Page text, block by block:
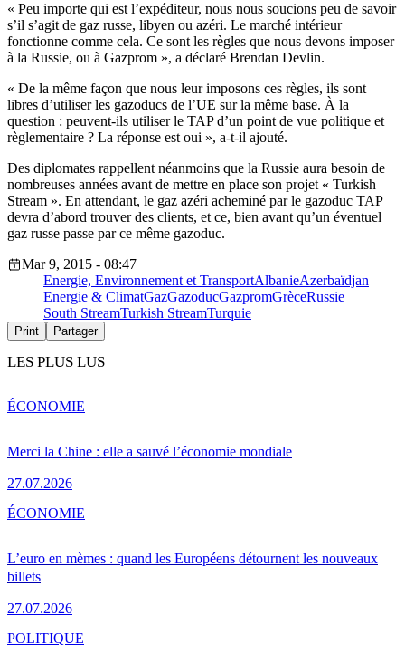
« Peu importe qui est l’expéditeur, nous nous soucions peu de savoir
s’il s’agit de gaz russe, libyen ou azéri. Le marché intérieur
fonctionne comme cela. Ce sont les règles que nous devons imposer
à la Russie, ou à Gazprom », a déclaré Brendan Devlin.
« De la même façon que nous leur imposons ces règles, ils sont
libres d’utiliser les gazoducs de l’UE sur la même base. À la
question : peuvent-ils utiliser le TAP d’un point de vue politique et
règlementaire ? La réponse est oui », a-t-il ajouté.
Des diplomates rappellent néanmoins que la Russie aura besoin de
nombreuses années avant de mettre en place son projet « Turkish
Stream ». En attendant, le gaz azéri acheminé par le gazoduc TAP
devra d’abord trouver des clients, et ce, bien avant qu’un éventuel
gaz russe passe par ce même gazoduc.
Mar 9, 2015 - 08:47
Energie, Environnement et TransportAlbanieAzerbaïdjan
Energie & ClimatGazGazoducGazpromGrèceRussie
South StreamTurkish StreamTurquie
Print Partager
LES PLUS LUS
Merci la Chine : elle a sauvé l’économie mondiale
27.07.2026
ÉCONOMIE
L’euro en mèmes : quand les Européens détournent les nouveaux
billets
27.07.2026
ÉCONOMIE
POLITIQUE